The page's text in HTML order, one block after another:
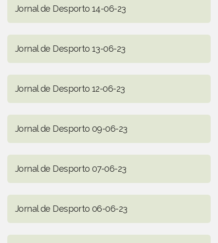
Jornal de Desporto 14-06-23
Jornal de Desporto 13-06-23
Jornal de Desporto 12-06-23
Jornal de Desporto 09-06-23
Jornal de Desporto 07-06-23
Jornal de Desporto 06-06-23